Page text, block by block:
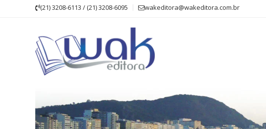
(21) 3208-6113 / (21) 3208-6095 wakeditora@wakeditora.com.br